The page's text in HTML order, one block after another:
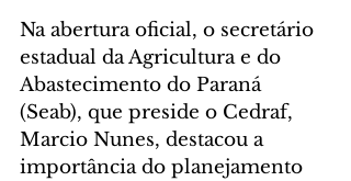
Na abertura oficial, o secretário
estadual da Agricultura e do
Abastecimento do Paraná
(Seab), que preside o Cedraf,
Marcio Nunes, destacou a
importância do planejamento